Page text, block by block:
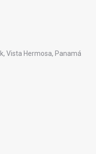
Vista Hermosa, Panamá